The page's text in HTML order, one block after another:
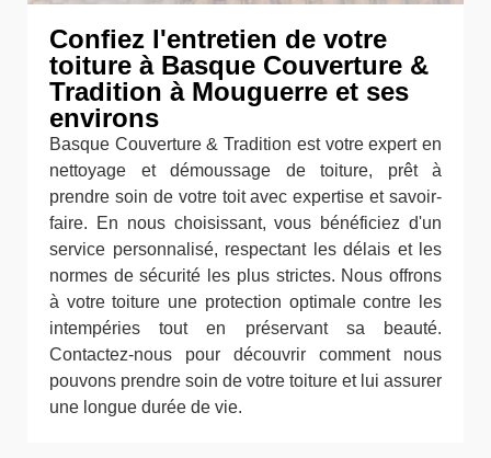
Confiez l'entretien de votre
toiture à Basque Couverture &
Tradition à Mouguerre et ses
environs
Basque Couverture & Tradition est votre expert en
nettoyage et démoussage de toiture, prêt à
prendre soin de votre toit avec expertise et savoir-
faire. En nous choisissant, vous bénéficiez d'un
service personnalisé, respectant les délais et les
normes de sécurité les plus strictes. Nous offrons
à votre toiture une protection optimale contre les
intempéries tout en préservant sa beauté.
Contactez-nous pour découvrir comment nous
pouvons prendre soin de votre toiture et lui assurer
une longue durée de vie.